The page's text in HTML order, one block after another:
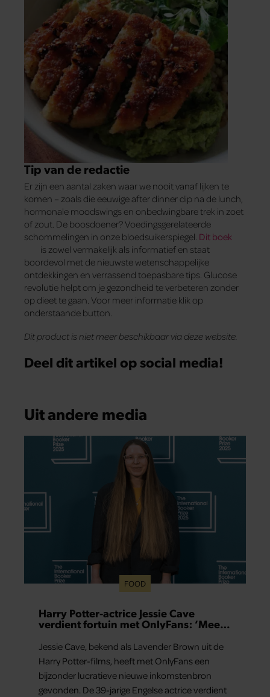
Tip van de redactie
Er zijn een aantal zaken waar we nooit vanaf lijken te
komen – zoals die eeuwige after dinner dip na de lunch,
hormonale moodswings en onbedwingbare trek in zoet
of zout. De boosdoener? Voedingsgerelateerde
schommelingen in onze bloedsuikerspiegel. Dit boek
is zowel vermakelijk als informatief en staat
boordevol met de nieuwste wetenschappelijke
ontdekkingen en verrassend toepasbare tips. Glucose
revolutie helpt om je gezondheid te verbeteren zonder
op dieet te gaan. Voor meer informatie klik op
onderstaande button.
Dit product is niet meer beschikbaar via deze website.
Deel dit artikel op social media!
Uit andere media
FOOD
Harry Potter-actrice Jessie Cave
verdient fortuin met OnlyFans: ‘Meer
Jessie Cave, bekend als Lavender Brown uit de
Harry Potter-films, heeft met OnlyFans een
bijzonder lucratieve nieuwe inkomstenbron
gevonden. De 39-jarige Engelse actrice verdient